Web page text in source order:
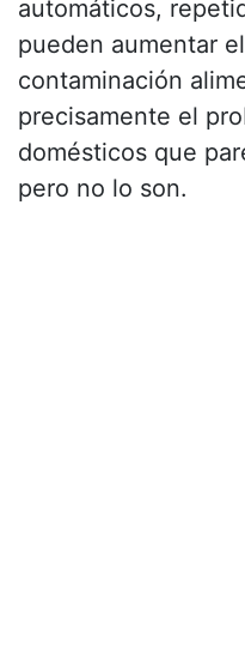
automáticos,
pueden aumentar
contaminación
precisamente el
domésticos que
pero no lo son.